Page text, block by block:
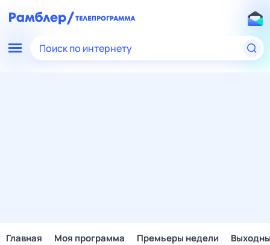
Поиск по интернету
Главная Моя программа Премьеры недели